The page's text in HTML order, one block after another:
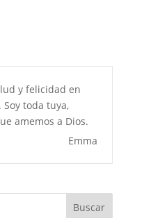
y felicidad en
toda tuya,
amemos a Dios.
Emma
Buscar